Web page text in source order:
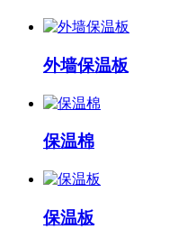
外墙保温板
保温棉
保温板